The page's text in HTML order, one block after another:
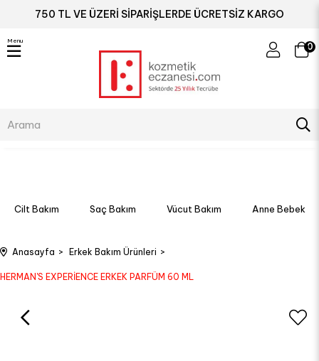
750 TL VE ÜZERİ SİPARİŞLERDE ÜCRETSİZ KARGO
0
Menu
Cilt Bakım Saç Bakım Vücut Bakım Anne Bebek
Anasayfa Erkek Bakım Ürünleri
HERMAN'S EXPERİENCE ERKEK PARFÜM 60 ML